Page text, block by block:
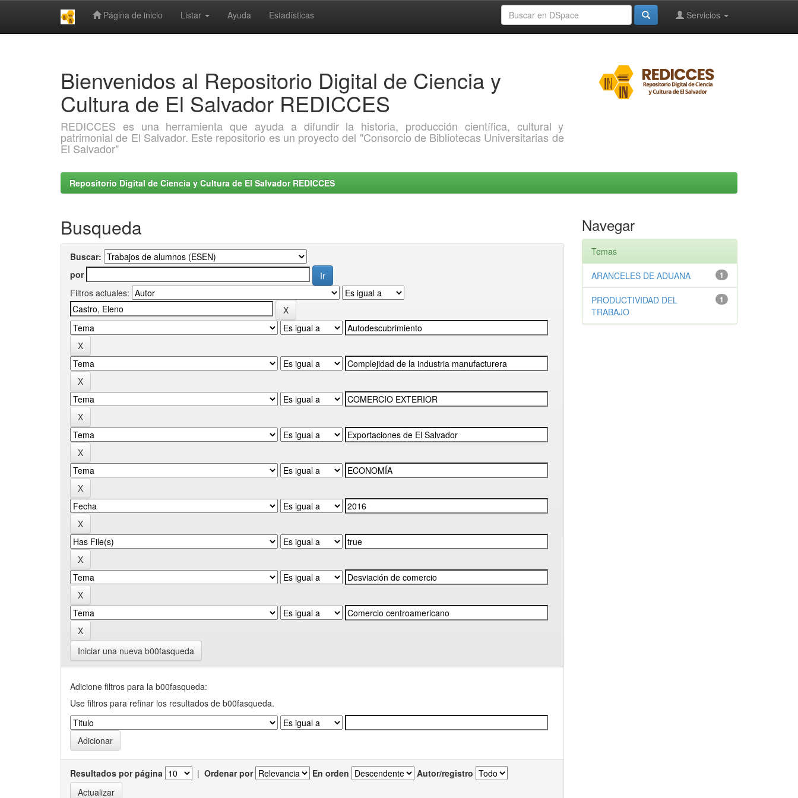
Página de inicio Listar Ayuda Estadísticas Servicios
Bienvenidos al Repositorio Digital de Ciencia y
Cultura de El Salvador REDICCES
REDICCES es una herramienta que ayuda a difundir la historia, producción científica, cultural y
patrimonial de El Salvador. Este repositorio es un proyecto del "Consorcio de Bibliotecas Universitarias de
El Salvador"
Repositorio Digital de Ciencia y Cultura de El Salvador REDICCES
Busqueda
Buscar:
por
Filtros actuales:
Iniciar una nueva b00fasqueda
Adicione filtros para la b00fasqueda:
Use filtros para refinar los resultados de b00fasqueda.
Resultados por página | Ordenar por En orden Autor/registro
Navegar
Temas
1
ARANCELES DE ADUANA
1
PRODUCTIVIDAD DEL
TRABAJO